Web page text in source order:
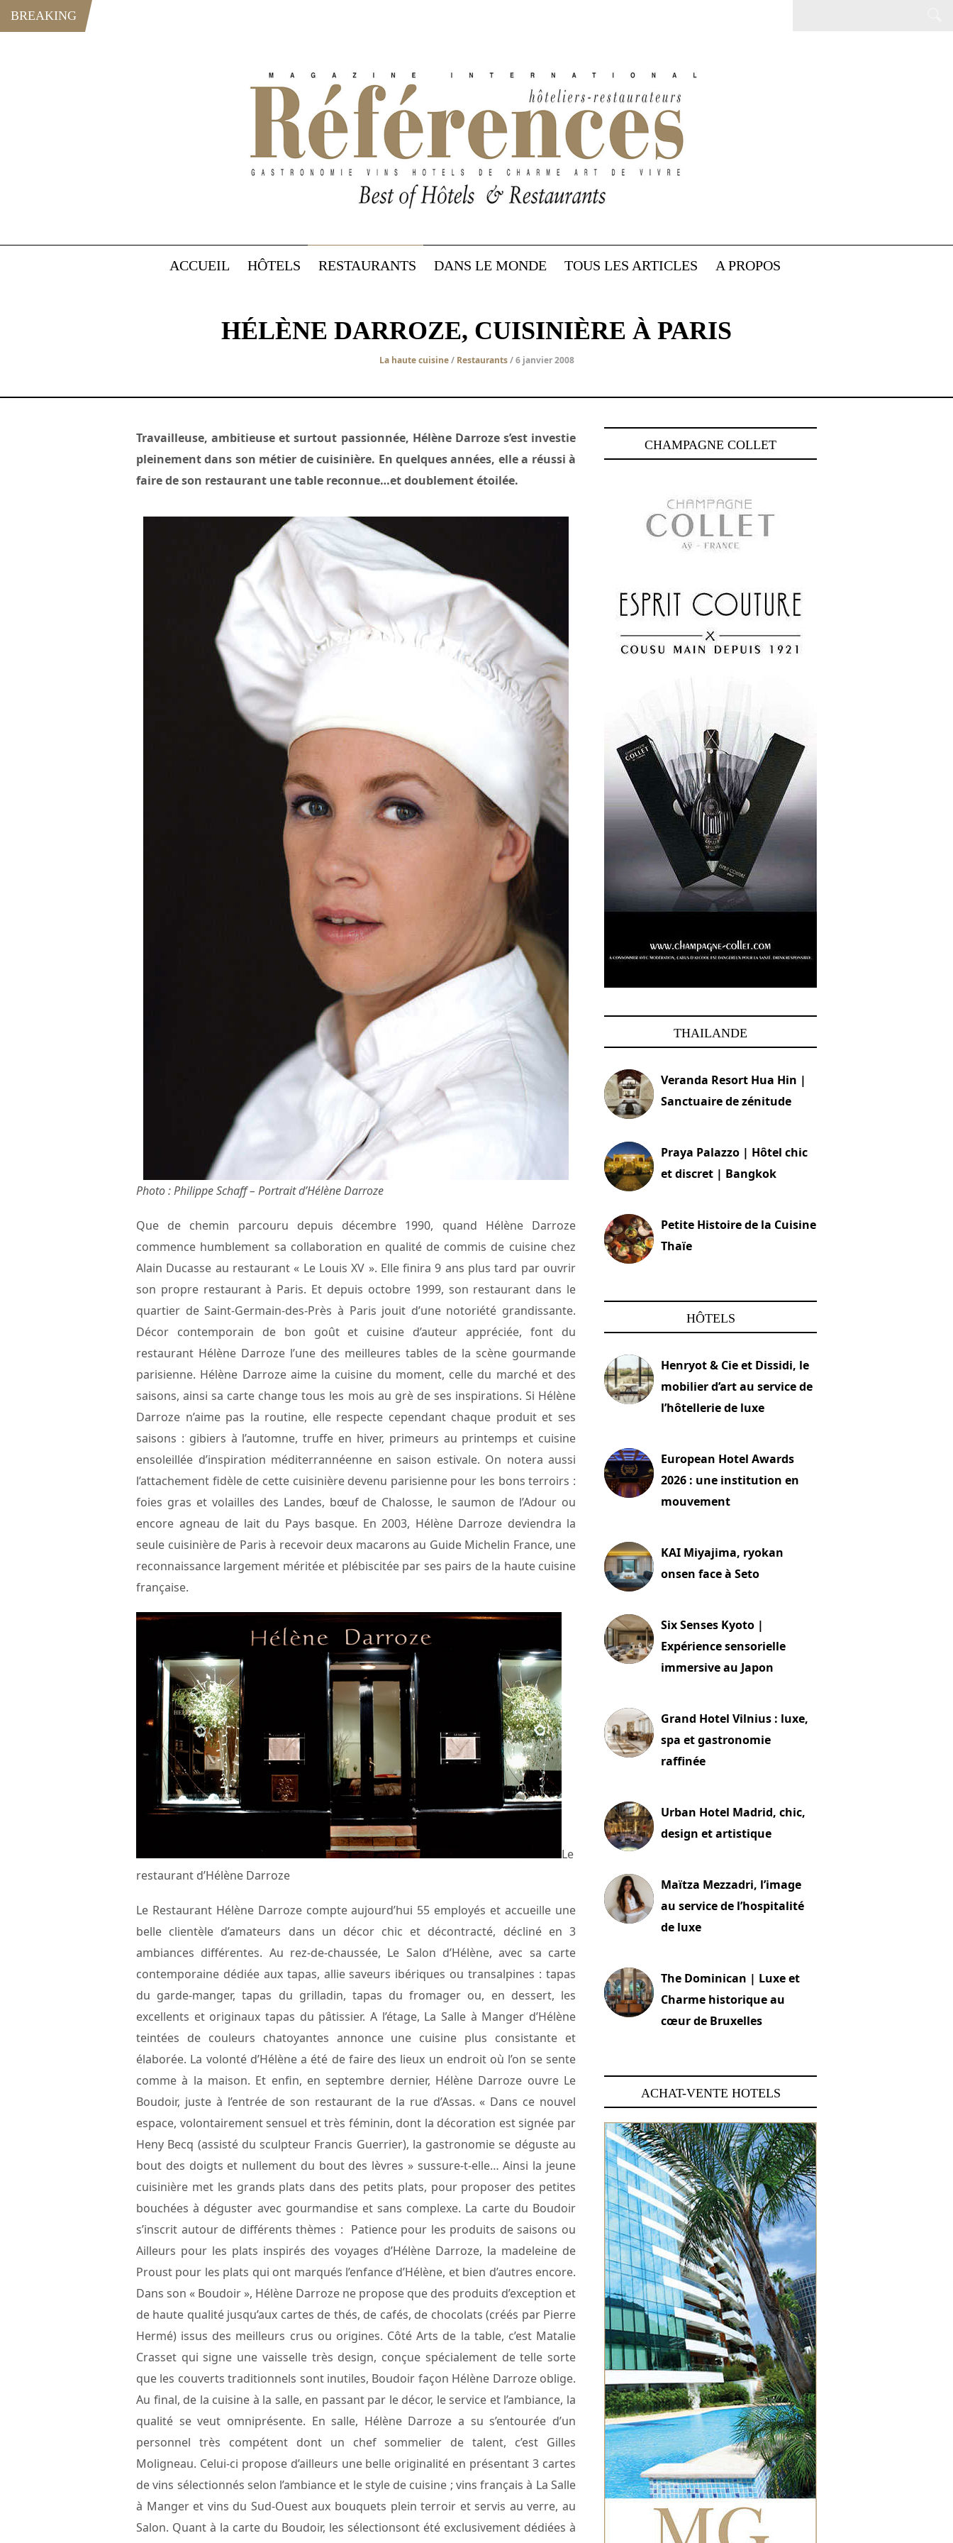
BREAKING
ACCUEIL HÔTELS RESTAURANTS DANS LE MONDE TOUS LES ARTICLES A PROPOS
HÉLÈNE DARROZE, CUISINIÈRE À PARIS
La haute cuisine/ Restaurants/ 6 janvier 2008
Travailleuse, ambitieuse et surtout passionnée, Hélène Darroze s’est investie
pleinement dans son métier de cuisinière. En quelques années, elle a réussi à
faire de son restaurant une table reconnue…et doublement étoilée.
Photo : Philippe Schaff – Portrait d’Hélène Darroze
Que de chemin parcouru depuis décembre 1990, quand Hélène Darroze
commence humblement sa collaboration en qualité de commis de cuisine chez
Alain Ducasse au restaurant « Le Louis XV ». Elle finira 9 ans plus tard par ouvrir
son propre restaurant à Paris. Et depuis octobre 1999, son restaurant dans le
quartier de Saint-Germain-des-Près à Paris jouit d’une notoriété grandissante.
Décor contemporain de bon goût et cuisine d’auteur appréciée, font du
restaurant Hélène Darroze l’une des meilleures tables de la scène gourmande
parisienne. Hélène Darroze aime la cuisine du moment, celle du marché et des
saisons, ainsi sa carte change tous les mois au grè de ses inspirations. Si Hélène
Darroze n’aime pas la routine, elle respecte cependant chaque produit et ses
saisons : gibiers à l’automne, truffe en hiver, primeurs au printemps et cuisine
ensoleillée d’inspiration méditerrannéenne en saison estivale. On notera aussi
l’attachement fidèle de cette cuisinière devenu parisienne pour les bons terroirs :
foies gras et volailles des Landes, bœuf de Chalosse, le saumon de l’Adour ou
encore agneau de lait du Pays basque. En 2003, Hélène Darroze deviendra la
seule cuisinière de Paris à recevoir deux macarons au Guide Michelin France, une
reconnaissance largement méritée et plébiscitée par ses pairs de la haute cuisine
française.
Le
restaurant d’Hélène Darroze
Le Restaurant Hélène Darroze compte aujourd’hui 55 employés et accueille une
belle clientèle d’amateurs dans un décor chic et décontracté, décliné en 3
ambiances différentes. Au rez-de-chaussée, Le Salon d’Hélène, avec sa carte
contemporaine dédiée aux tapas, allie saveurs ibériques ou transalpines : tapas
du garde-manger, tapas du grilladin, tapas du fromager ou, en dessert, les
excellents et originaux tapas du pâtissier. A l’étage, La Salle à Manger d’Hélène
teintées de couleurs chatoyantes annonce une cuisine plus consistante et
élaborée. La volonté d’Hélène a été de faire des lieux un endroit où l’on se sente
comme à la maison. Et enfin, en septembre dernier, Hélène Darroze ouvre Le
Boudoir, juste à l’entrée de son restaurant de la rue d’Assas. « Dans ce nouvel
espace, volontairement sensuel et très féminin, dont la décoration est signée par
Heny Becq (assisté du sculpteur Francis Guerrier), la gastronomie se déguste au
bout des doigts et nullement du bout des lèvres » sussure-t-elle… Ainsi la jeune
cuisinière met les grands plats dans des petits plats, pour proposer des petites
bouchées à déguster avec gourmandise et sans complexe. La carte du Boudoir
s’inscrit autour de différents thèmes : Patience pour les produits de saisons ou
Ailleurs pour les plats inspirés des voyages d’Hélène Darroze, la madeleine de
Proust pour les plats qui ont marqués l’enfance d’Hélène, et bien d’autres encore.
Dans son « Boudoir », Hélène Darroze ne propose que des produits d’exception et
de haute qualité jusqu’aux cartes de thés, de cafés, de chocolats (créés par Pierre
Hermé) issus des meilleurs crus ou origines. Côté Arts de la table, c’est Matalie
Crasset qui signe une vaisselle très design, conçue spécialement de telle sorte
que les couverts traditionnels sont inutiles, Boudoir façon Hélène Darroze oblige.
Au final, de la cuisine à la salle, en passant par le décor, le service et l’ambiance, la
qualité se veut omniprésente. En salle, Hélène Darroze a su s’entourée d’un
personnel très compétent dont un chef sommelier de talent, c’est Gilles
Moligneau. Celui-ci propose d’ailleurs une belle originalité en présentant 3 cartes
de vins sélectionnés selon l’ambiance et le style de cuisine ; vins français à La Salle
à Manger et vins du Sud-Ouest aux bouquets plein terroir et servis au verre, au
Salon. Quant à la carte du Boudoir, les sélectionsont été exclusivement dédiées à
CHAMPAGNE COLLET
THAILANDE
Veranda Resort Hua Hin |
Sanctuaire de zénitude
Praya Palazzo | Hôtel chic
et discret | Bangkok
Petite Histoire de la Cuisine
Thaïe
HÔTELS
Henryot & Cie et Dissidi, le
mobilier d’art au service de
l’hôtellerie de luxe
European Hotel Awards
2026 : une institution en
mouvement
KAI Miyajima, ryokan
onsen face à Seto
Six Senses Kyoto |
Expérience sensorielle
immersive au Japon
Grand Hotel Vilnius : luxe,
spa et gastronomie
raffinée
Urban Hotel Madrid, chic,
design et artistique
Maïtza Mezzadri, l’image
au service de l’hospitalité
de luxe
The Dominican | Luxe et
Charme historique au
cœur de Bruxelles
ACHAT-VENTE HOTELS